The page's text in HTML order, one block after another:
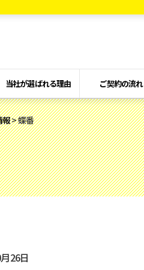
当社が選ばれる理由 ご契約の流れ
報> 蝶番
26日